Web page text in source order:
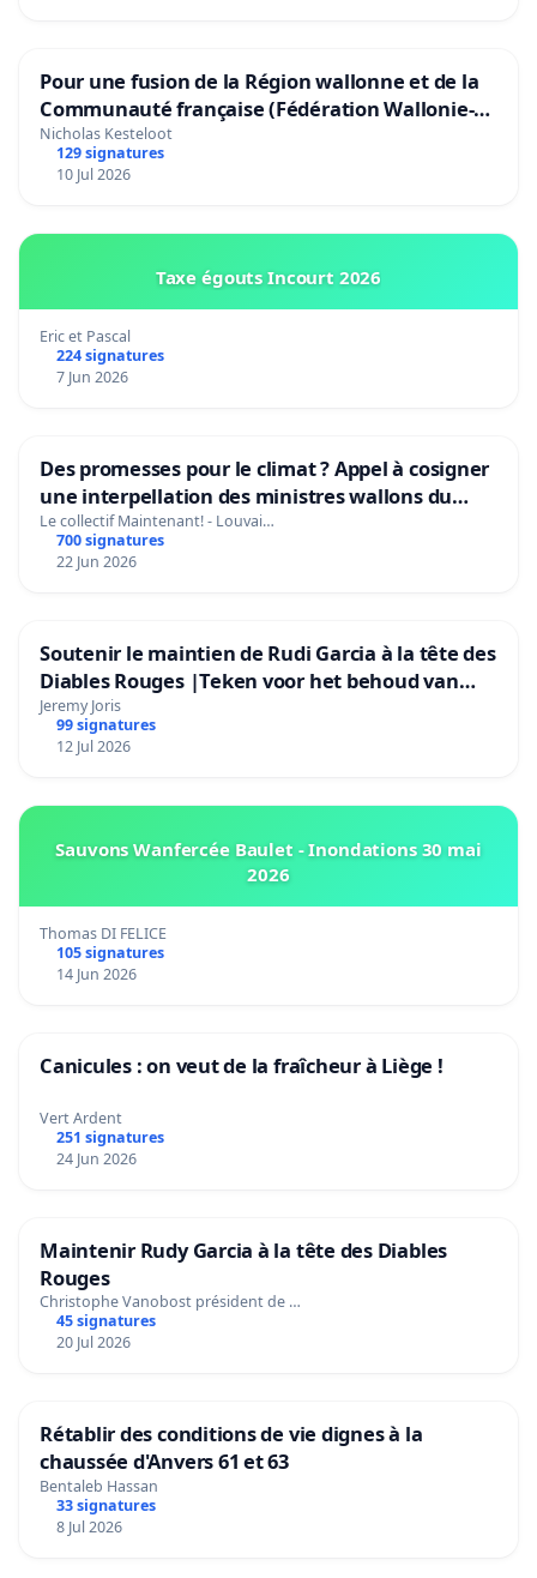
Pour une fusion de la Région wallonne et de la
Communauté française (Fédération Wallonie-
Bruxelles)
Nicholas Kesteloot
129 signatures
10 Jul 2026
Taxe égouts Incourt 2026
Eric et Pascal
224 signatures
7 Jun 2026
Des promesses pour le climat ? Appel à cosigner
une interpellation des ministres wallons du
climat et de l’environnement.
Le collectif Maintenant! - Louvai…
700 signatures
22 Jun 2026
Soutenir le maintien de Rudi Garcia à la tête des
Diables Rouges |Teken voor het behoud van
Rudi Garcia als bondscoach
Jeremy Joris
99 signatures
12 Jul 2026
Sauvons Wanfercée Baulet - Inondations 30 mai
2026
Thomas DI FELICE
105 signatures
14 Jun 2026
Canicules : on veut de la fraîcheur à Liège !
Vert Ardent
251 signatures
24 Jun 2026
Maintenir Rudy Garcia à la tête des Diables
Rouges
Christophe Vanobost président de …
45 signatures
20 Jul 2026
Rétablir des conditions de vie dignes à la
chaussée d'Anvers 61 et 63
Bentaleb Hassan
33 signatures
8 Jul 2026